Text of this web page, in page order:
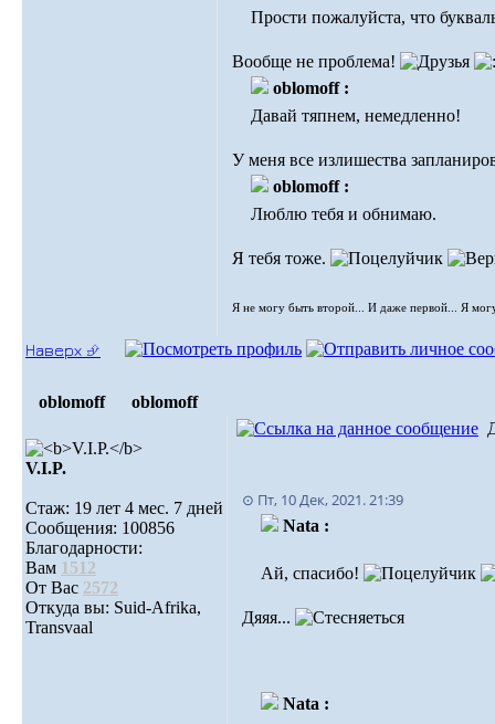
Прости пожалуйста, что
Вообще не проблема!
oblomoff :
Давай тяпнем, немедленно!
У меня все излишества
oblomoff :
Люблю тебя и обнимаю.
Я тебя тоже.
Я не могу быть второй... И даже первой... Я
Наверх ⮵
oblomoff oblomoff
V.I.P.
Стаж: 19 лет 4 мес. 7 дней
Сообщения: 100856
Благодарности:
Вам 1512
От Вас 2572
Откуда вы: Suid-Afrika,
Transvaal
⊙ Пт, 10 Дек, 2021. 21:39
Nata :
Ай, спасибо!
Дяяя...
Nata :